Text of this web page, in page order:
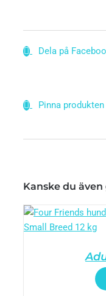
Dela på
Pinna produkten
Kanske du